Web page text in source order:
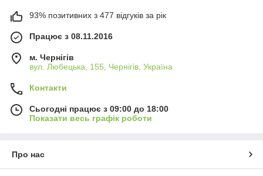
93% позитивних з 477 відгуків за рік
Працює з 08.11.2016
м. Чернігів
вул. Любецька, 155, Чернігів, Україна
Контакти
Сьогодні працює з 09:00 до 18:00
Показати весь графік роботи
Про нас